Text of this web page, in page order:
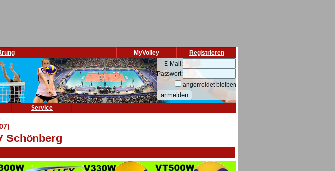
Registrieren
MyVolley
E-Mail:
Passwort:
angemeldet bleiben
Service
Schönberg